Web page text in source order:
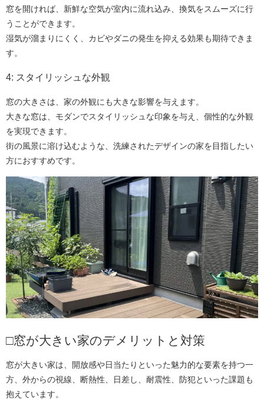
窓を開ければ、新鮮な空気が室内に流れ込み、換気をスムーズに行
うことができます。
湿気が溜まりにくく、カビやダニの発生を抑える効果も期待できま
す。
4: スタイリッシュな外観
窓の大きさは、家の外観にも大きな影響を与えます。
大きな窓は、モダンでスタイリッシュな印象を与え、個性的な外観
を実現できます。
街の風景に溶け込むような、洗練されたデザインの家を目指したい
方におすすめです。
□窓が大きい家のデメリットと対策
窓が大きい家は、開放感や日当たりといった魅力的な要素を持つ一
方、外からの視線、断熱性、日差し、耐震性、防犯といった課題も
抱えています。